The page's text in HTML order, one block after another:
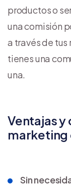
productos o
una comisión
a través de tus
tienes una
una.
Ventajas y
marketing
Sin